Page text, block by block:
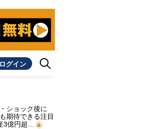
ログイン
ショック後に
期待できる注目
3億円超…